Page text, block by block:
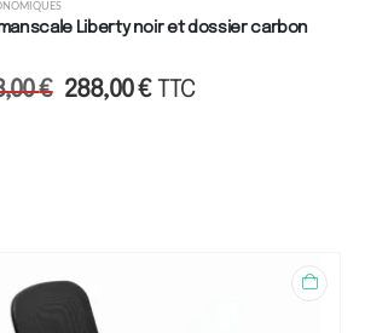
Liberty noir et dossier carbon
€ 288,00€ TTC